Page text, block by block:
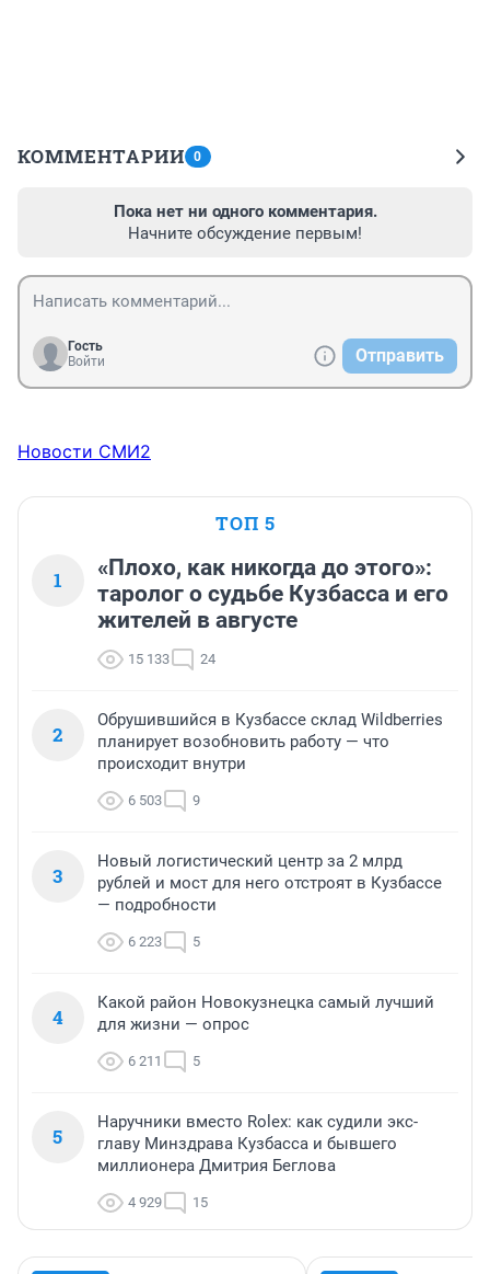
КОММЕНТАРИИ 0
Пока нет ни одного комментария.
Начните обсуждение первым!
Гость
Войти
Отправить
Новости СМИ2
ТОП 5
1
«Плохо, как никогда до этого»:
таролог о судьбе Кузбасса и его
жителей в августе
15 133 24
2
Обрушившийся в Кузбассе склад Wildberries
планирует возобновить работу — что
происходит внутри
6 503 9
3
Новый логистический центр за 2 млрд
рублей и мост для него отстроят в Кузбассе
— подробности
6 223 5
4
Какой район Новокузнецка самый лучший
для жизни — опрос
6 211 5
5
Наручники вместо Rolex: как судили экс-
главу Минздрава Кузбасса и бывшего
миллионера Дмитрия Беглова
4 929 15